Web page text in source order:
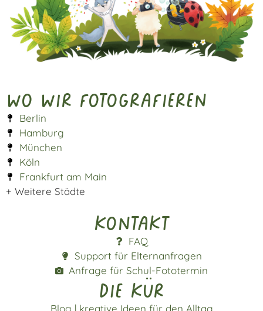
Wo wir fotografieren
Berlin
Hamburg
München
Köln
Frankfurt am Main
+ Weitere Städte
Kontakt
FAQ
Support für Elternanfragen
Anfrage für Schul-Fototermin
die kür
Blog | kreative Ideen für den Alltag